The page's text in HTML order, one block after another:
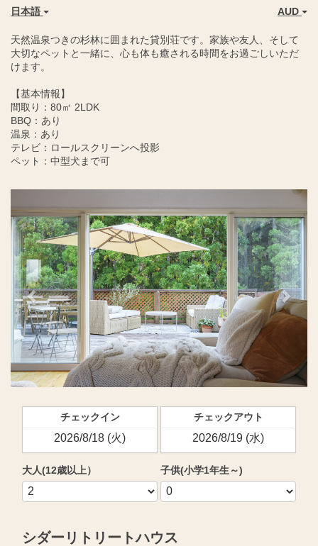
日本語 AUD
天然温泉つきの杉林に囲まれた貸別荘です。家族や友人、そして
大切なペットと一緒に、心も体も癒される時間をお過ごしいただ
けます。
【基本情報】
間取り：80㎡ 2LDK
BBQ：あり
温泉：あり
テレビ：ロールスクリーンへ投影
ペット：中型犬まで可
Next
チェックイン チェックアウト
大人(12歳以上） 子供(小学1年生～)
シダーリトリートハウス